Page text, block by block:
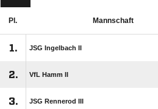
Pl. Mannschaft
1. JSG Ingelbach II
2. VfL Hamm II
3. JSG Rennerod III